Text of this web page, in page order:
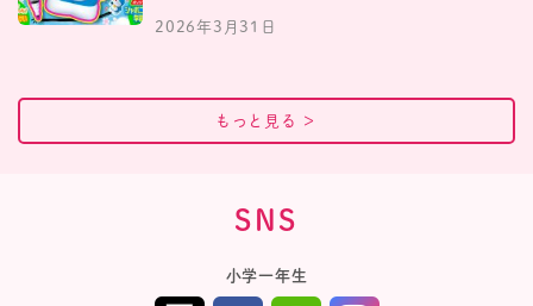
2026年3月31日
もっと見る ＞
SNS
小学一年生